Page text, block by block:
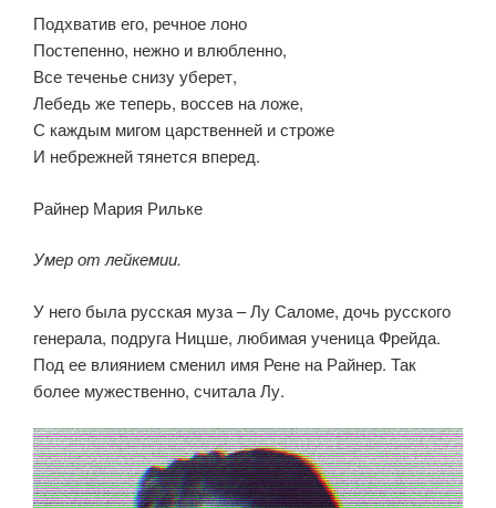
Подхватив его, речное лоно
Постепенно, нежно и влюбленно,
Все теченье снизу уберет,
Лебедь же теперь, воссев на ложе,
С каждым мигом царственней и строже
И небрежней тянется вперед.
Райнер Мария Рильке
Умер от лейкемии.
У него была русская муза – Лу Саломе, дочь русского
генерала, подруга Ницше, любимая ученица Фрейда.
Под ее влиянием сменил имя Рене на Райнер. Так
более мужественно, считала Лу.